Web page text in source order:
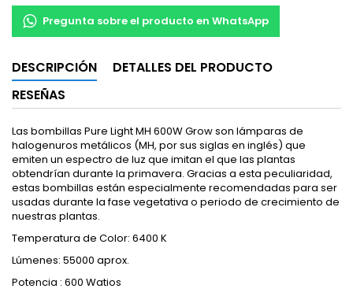
Pregunta sobre el producto en WhatsApp
DESCRIPCIÓN
DETALLES DEL PRODUCTO
RESEÑAS
Las bombillas Pure Light MH 600W Grow son lámparas de
halogenuros metálicos (MH, por sus siglas en inglés) que
emiten un espectro de luz que imitan el que las plantas
obtendrían durante la primavera. Gracias a esta peculiaridad,
estas bombillas están especialmente recomendadas para ser
usadas durante la fase vegetativa o periodo de crecimiento de
nuestras plantas.
Temperatura de Color: 6400 K
Lúmenes: 55000 aprox.
Potencia : 600 Watios